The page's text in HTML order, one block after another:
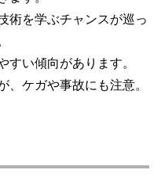
術を学ぶチャンスが巡っ
すい傾向があります。
、ケガや事故にも注意。